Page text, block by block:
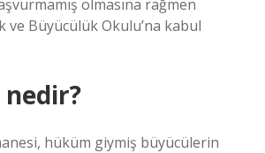
olmasına rağmen
ve Büyücülük Okulu’na kabul
hüküm giymiş büyücülerin